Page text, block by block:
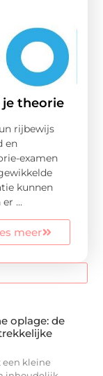
je theorie
rijbewijs
en
examen
kunnen
...
meer
oplage: de
een kleine